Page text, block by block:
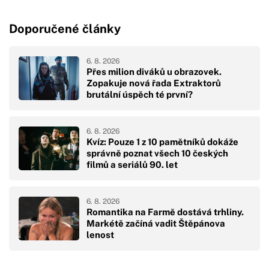
Doporučené články
Přes milion diváků u obrazovek.
Zopakuje nová řada Extraktorů
brutální úspěch té první?
6. 8. 2026
Kvíz: Pouze 1 z 10 pamětníků dokáže
správně poznat všech 10 českých
filmů a seriálů 90. let
6. 8. 2026
Romantika na Farmě dostává trhliny.
Markétě začíná vadit Štěpánova
lenost
6. 8. 2026